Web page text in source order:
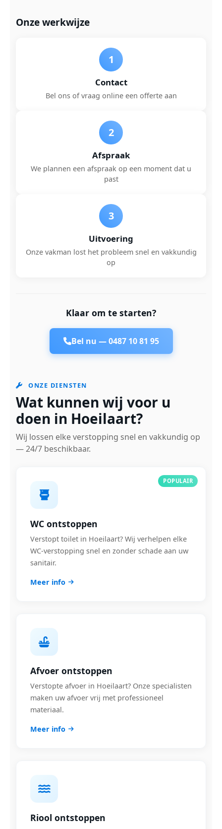
Onze werkwijze
1
Contact
Bel ons of vraag online een offerte aan
2
Afspraak
We plannen een afspraak op een moment dat u
past
3
Uitvoering
Onze vakman lost het probleem snel en vakkundig
op
Klaar om te starten?
Bel nu —0487 10 81 95
ONZE DIENSTEN
Wat kunnen wij voor u
doen in Hoeilaart?
Wij lossen elke verstopping snel en vakkundig op
— 24/7 beschikbaar.
POPULAIR
WC ontstoppen
Verstopt toilet in Hoeilaart? Wij verhelpen elke
WC-verstopping snel en zonder schade aan uw
sanitair.
Meer info
Afvoer ontstoppen
Verstopte afvoer in Hoeilaart? Onze specialisten
maken uw afvoer vrij met professioneel
materiaal.
Meer info
Riool ontstoppen